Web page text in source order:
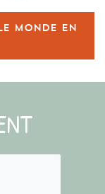
monde en